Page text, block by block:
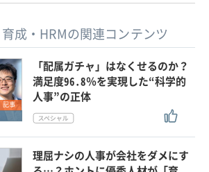
成・HRMの関連コンテンツ
記事
「配属ガチャ」はなくせるのか？
満足度96.8％を実現した“科学的
人事”の正体
理屈ナシの人事が会社をダメにす